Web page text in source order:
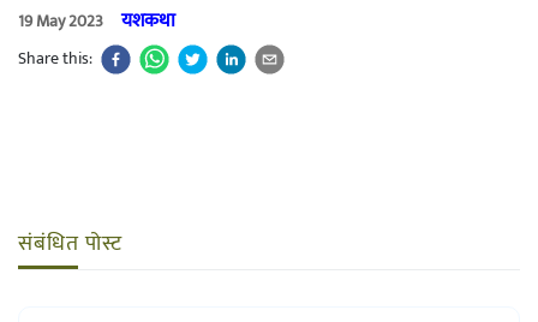
19 May 2023 यशकथा
Share this:
संबंधित पोस्ट